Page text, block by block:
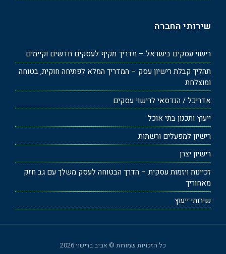
שירותי החברה
רישוי עסקים בישראל – מדריך מקיף לעסקים חדשים וקיימים
תהליך קבלת רישיון עסק – המדריך המלא לפתיחה חוקית, בטוחה
ומוצלחת
אדריכל / הנדסאי לרישוי עסקים
ייעוץ ותכנון בתי אוכל
רישיון למפעלים ורשתות
רישיון יצרן
זכיינות ויזמות עסקית – הדרך הבטוחה לעסק משלך עם גב חזק
מאחוריך
שירותי ייעוץ
כל הזכויות שמורות © אביב ברישוי 2026